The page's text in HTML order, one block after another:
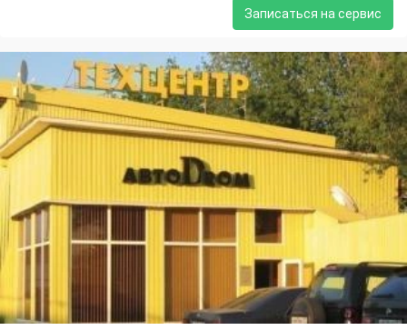
Записаться на сервис